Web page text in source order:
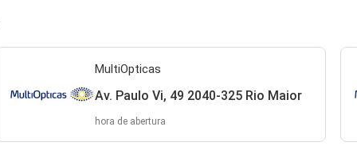
MultiOpticas
Av. Paulo Vi, 49 2040-325 Rio Maior
hora de abertura